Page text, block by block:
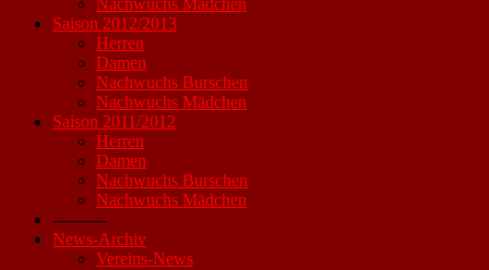
Nachwuchs Mädchen
Saison 2012/2013
Herren
Damen
Nachwuchs Burschen
Nachwuchs Mädchen
Saison 2011/2012
Herren
Damen
Nachwuchs Burschen
Nachwuchs Mädchen
----------
News-Archiv
Vereins-News